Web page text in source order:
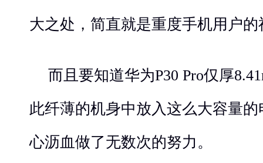
大之处，简直就是重度手机用户的
而且要知道华为P30 Pro仅厚
此纤薄的机身中放入这么大容量
心沥血做了无数次的努力。